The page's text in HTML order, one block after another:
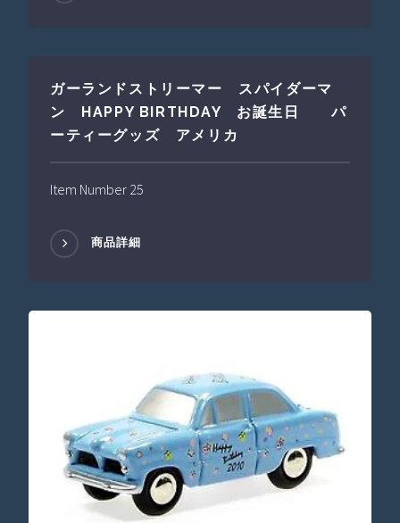
ガーランドストリーマー スパイダーマ
ン HAPPY BIRTHDAY お誕生日 パ
ーティーグッズ アメリカ
Item Number 25
商品詳細